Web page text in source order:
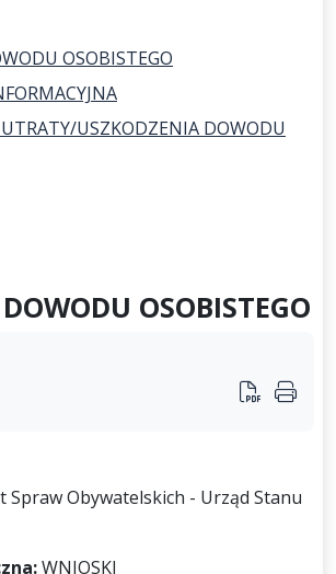
OSOBISTEGO
USZKODZENIA DOWODU
OSOBISTEGO
Spraw Obywatelskich - Urząd Stanu
WNIOSKI